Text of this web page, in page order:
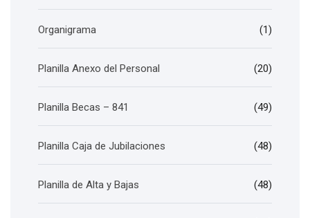
Organigrama (1)
Planilla Anexo del Personal (20)
Planilla Becas – 841 (49)
Planilla Caja de Jubilaciones (48)
Planilla de Alta y Bajas (48)